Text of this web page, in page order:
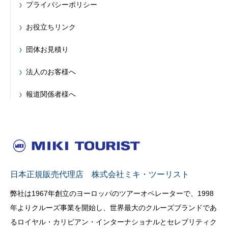
プライバシーポリシー
お役立ちリンク
団体お見積り
法人のお客様へ
報道関係者様へ
日本正規販売代理店 株式会社ミキ・ツーリスト
弊社は1967年創立のヨーロッパのツアーオペレーターで、1998
年よりクルーズ事業を開始し、世界最大のクルーズブランドであ
るロイヤル・カリビアン・インターナショナルとセレブリティク